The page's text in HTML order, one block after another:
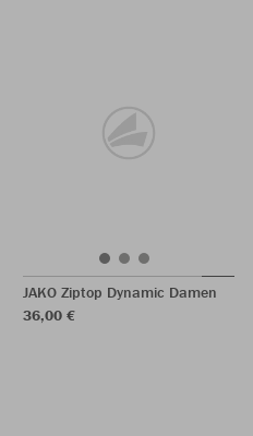
JAKO Ziptop Dynamic Damen
36,00 €